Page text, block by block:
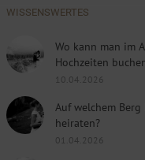
WISSENSWERTES
Wo kann man im
Hochzeiten
10.04.2026
Auf welchem
heiraten?
01.04.2026